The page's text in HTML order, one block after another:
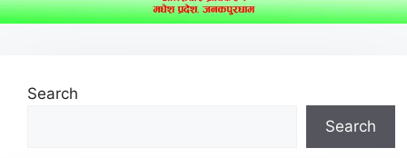
Search
Search